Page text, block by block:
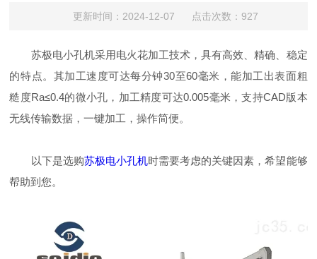
更新时间：2024-12-07 点击次数：927
苏极电小孔机采用电火花加工技术，具有高效、精确、稳定
的特点。其加工速度可达每分钟30至60毫米，能加工出表面粗
糙度Ra≤0.4的微小孔，加工精度可达0.005毫米，支持CAD版本
无线传输数据，一键加工，操作简便。
以下是选购苏极电小孔机时需要考虑的关键因素，希望能够
帮助到您。